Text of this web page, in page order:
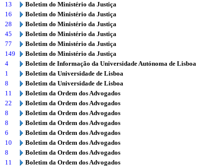
13
Boletim do Ministério da Justiça
16
Boletim do Ministério da Justiça
28
Boletim do Ministério da Justiça
45
Boletim do Ministério da Justiça
77
Boletim do Ministério da Justiça
149
Boletim do Ministério da Justiça
4
Boletim de Informação da Universidade Autónoma de Lisboa
1
Boletim da Universidade de Lisboa
8
Boletim da Universidade de Lisboa
11
Boletim da Ordem dos Advogados
22
Boletim da Ordem dos Advogados
8
Boletim da Ordem dos Advogados
8
Boletim da Ordem dos Advogados
6
Boletim da Ordem dos Advogados
10
Boletim da Ordem dos Advogados
8
Boletim da Ordem dos Advogados
11
Boletim da Ordem dos Advogados